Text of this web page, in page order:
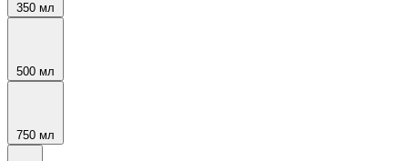
350 мл
500 мл
750 мл